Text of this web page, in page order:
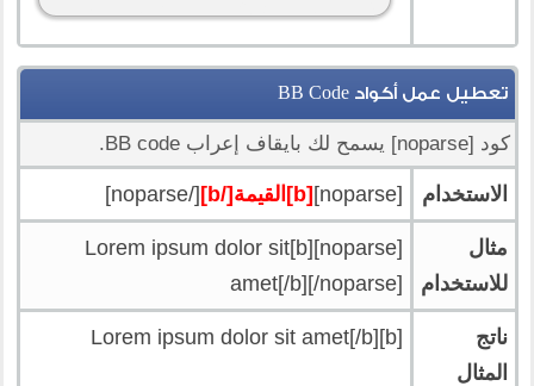
تعطيل عمل أكواد BB Code
كود [noparse] يسمح لك بايقاف إعراب BB code.
الاستخدام [noparse] [b]القيمة[/b] [/noparse]
مثال
للاستخدام
[noparse][b]Lorem ipsum dolor sit
amet[/b][/noparse]
ناتج
المثال
[b]Lorem ipsum dolor sit amet[/b]